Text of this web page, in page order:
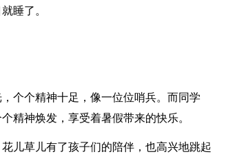
睡了。
个个精神十足，像一位位哨兵。而同学
精神焕发，享受着暑假带来的快乐。
儿草儿有了孩子们的陪伴，也高兴地跳起